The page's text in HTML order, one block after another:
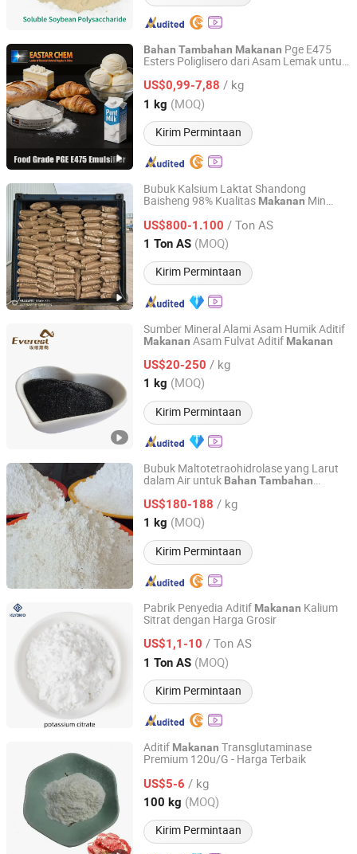
Bahan Tambahan Makanan Pge E475
Esters Poliglisero dari Asam Lemak untuk
US$0,99-7,88 / kg
1 kg (MOQ)
Kirim Permintaan
Henan Eastar Chem. & Tech. Co., Ltd.
Henan, China Harga mulai 2023
Bubuk Kalsium Laktat Shandong
Baisheng 98% Kualitas Makanan Min
MakananBaru
US$800-1.100 / Ton AS
1 Ton AS (MOQ)
Kirim Permintaan
Jining Mingcheng International Trade Co., Ltd
Shandong, China Harga mulai 2025
Sumber Mineral Alami Asam Humik Aditif
Makanan Asam Fulvat Aditif Makanan
US$20-250 / kg
1 kg (MOQ)
Kirim Permintaan
Shenyang Everest Corporation Ltd
Liaoning, China Harga mulai 2013
Bubuk Maltotetraohidrolase yang Larut
dalam Air untuk Bahan Tambahan
Maltotetraohidrolase untuk Berbagai
Jenis Makanan
US$180-188 / kg
1 kg (MOQ)
Kirim Permintaan
Henan Laimeiyuan Biotechnology Co., Ltd.
Henan, China Harga mulai 2025
Pabrik Penyedia Aditif Makanan Kalium
Sitrat dengan Harga Grosir
US$1,1-10 / Ton AS
1 Ton AS (MOQ)
Kirim Permintaan
Qingdao Klyomo Chemical Company Limited
Shandong, China Harga mulai 2025
Aditif Makanan Transglutaminase
Premium 120u/G - Harga Terbaik
US$5-6 / kg
100 kg (MOQ)
Kirim Permintaan
Shandong Chunsheng Chemical Technology Co.,Ltd
Shandong, China Harga mulai 2025